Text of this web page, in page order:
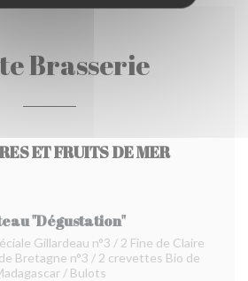
Brasserie
ET FRUITS DE MER
"Dégustation"
Gillardeau n°3 / 2 Fine de Claire
Bretagne n°3 / 2 crevettes Bio de
/ Bulots